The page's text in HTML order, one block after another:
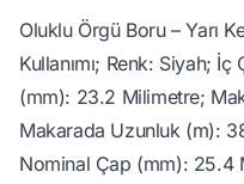
Oluklu Örgü Boru – Yarı
Kullanımı; Renk: Siyah;
(mm): 23.2 Milimetre;
Makarada Uzunluk (m):
Nominal Çap (mm): 25.4